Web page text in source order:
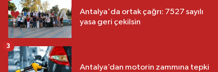
Antalya'da ortak çağrı: 7527 sayılı
yasa geri çekilsin
Antalya’dan motorin zammına tepki
3